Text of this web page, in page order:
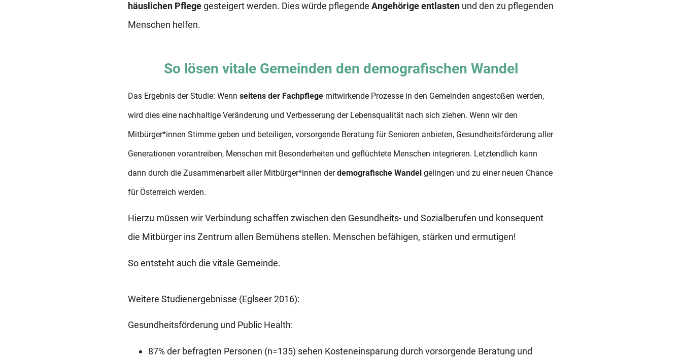
häuslichen Pflegegesteigert werden. Dies würde pflegende Angehörige entlasten und den zu pflegenden
Menschen helfen.
So lösen vitale Gemeinden den demografischen Wandel
Das Ergebnis der Studie: Wenn seitens der Fachpflege mitwirkende Prozesse in den Gemeinden angestoßen werden,
wird dies eine nachhaltige Veränderung und Verbesserung der Lebensqualität nach sich ziehen. Wenn wir den
Mitbürger*innen Stimme geben und beteiligen, vorsorgende Beratung für Senioren anbieten, Gesundheitsförderung aller
Generationen vorantreiben, Menschen mit Besonderheiten und geflüchtete Menschen integrieren. Letztendlich kann
dann durch die Zusammenarbeit aller Mitbürger*innen derdemografische Wandel gelingen und zu einer neuen Chance
für Österreich werden.
Hierzu müssen wir Verbindung schaffen zwischen den Gesundheits- und Sozialberufen und konsequent
die Mitbürger ins Zentrum allen Bemühens stellen. Menschen befähigen, stärken und ermutigen!
So entsteht auch die vitale Gemeinde.
Weitere Studienergebnisse (Eglseer 2016):
Gesundheitsförderung und Public Health:
87% der befragten Personen (n=135) sehen Kosteneinsparung durch vorsorgende Beratung und